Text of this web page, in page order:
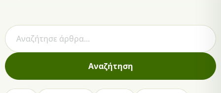
Αναζήτηση άρθρων
Αναζήτηση